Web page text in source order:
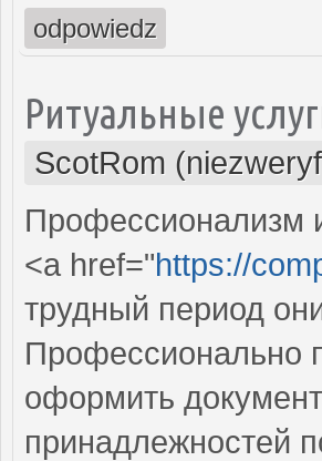
odpowiedz
Ритуальные
ScotRom
Профессионализм
<a href="https://
трудный период
Профессионально
оформить
принадлежностей